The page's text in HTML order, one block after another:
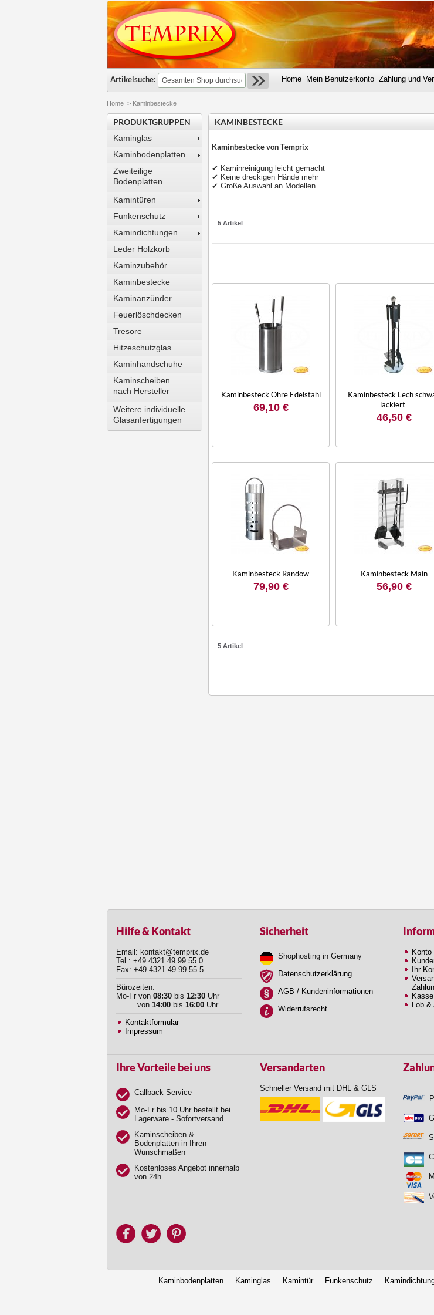
Artikelsuche: SUCHE
Home Mein Benutzerkonto Zahlung und
Home > Kaminbestecke
PRODUKTGRUPPEN
Kaminglas
Kaminbodenplatten
Zweiteilige
Bodenplatten
Kamintüren
Funkenschutz
Kamindichtungen
Leder Holzkorb
Kaminzubehör
Kaminbestecke
Kaminanzünder
Feuerlöschdecken
Tresore
Hitzeschutzglas
Kaminhandschuhe
Kaminscheiben
nach Hersteller
Weitere individuelle
Glasanfertigungen
KAMINBESTECKE
Kaminbestecke von Temprix
✔ Kaminreinigung leicht gemacht
✔ Keine dreckigen Hände mehr
✔ Große Auswahl an Modellen
5 Artikel
Kaminbesteck Ohre Edelstahl
69,10 €
Kaminbesteck Lech
lackiert
46,50 €
Kaminbesteck Randow
79,90 €
Kaminbesteck Main
56,90 €
5 Artikel
Hilfe & Kontakt
Email: kontakt@temprix.de
Tel.: +49 4321 49 99 55 0
Fax: +49 4321 49 99 55 5
Bürozeiten:
Mo-Fr von 08:30 bis 12:30 Uhr
von 14:00 bis 16:00 Uhr
Kontaktformular
Impressum
Sicherheit
Shophosting in Germany
Datenschutzerklärung
AGB / Kundeninformationen
Widerrufsrecht
Ihr
Kasse
Lob
Ihre Vorteile bei uns
Callback Service
Mo-Fr bis 10 Uhr bestellt bei
Lagerware - Sofortversand
Kaminscheiben &
Bodenplatten in Ihren
Wunschmaßen
Kostenloses Angebot innerhalb
von 24h
Versandarten
Schneller Versand mit DHL & GLS
Kaminbodenplatten Kaminglas Kamintür Funkenschutz